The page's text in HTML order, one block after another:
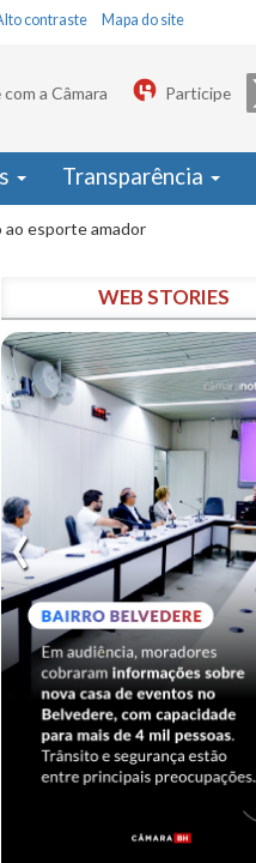
contraste Mapa do site
com a Câmara Participe
Transparência
esporte amador
WEB STORIES